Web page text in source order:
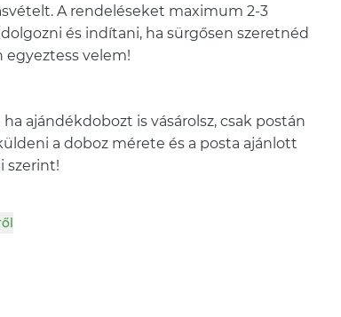
A rendeléseket maximum 2-3
és indítani, ha sürgősen szeretnéd
ajándékdobozt is vásárolsz, csak postán
a doboz mérete és a posta ajánlott